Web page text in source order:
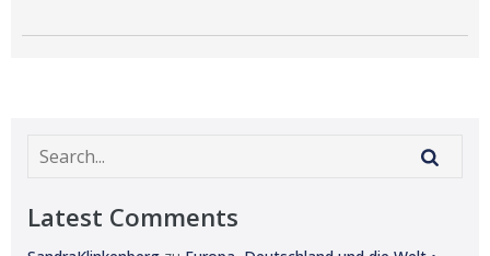
Latest Comments